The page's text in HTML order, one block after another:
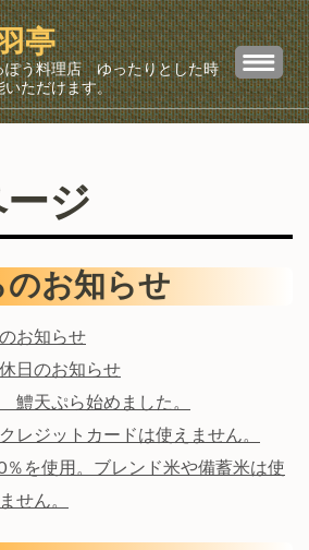
亭
ぽう料理店 ゆったりとした時
いただけます。
ジ
お知らせ
お知らせ
日のお知らせ
鱧天ぷら始めました。
レジットカードは使えません。
を使用。ブレンド米や備蓄米は使
せん。